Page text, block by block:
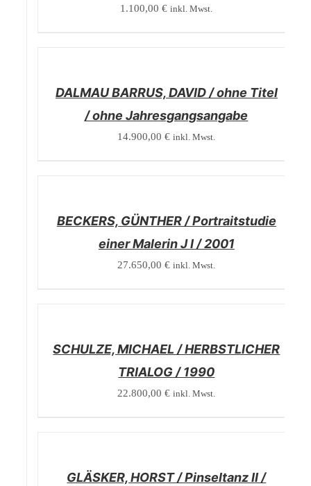
1.100,00€ inkl. Mwst.
DALMAU BARRUS, DAVID / ohne Titel
/ ohne Jahresgangsangabe
14.900,00€ inkl. Mwst.
BECKERS, GÜNTHER / Portraitstudie
einer Malerin J I / 2001
27.650,00€ inkl. Mwst.
SCHULZE, MICHAEL / HERBSTLICHER
TRIALOG / 1990
22.800,00€ inkl. Mwst.
GLÄSKER, HORST / Pinseltanz II /